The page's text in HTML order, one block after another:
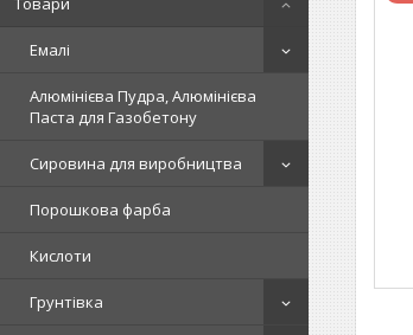
Емалі
Алюмінієва Пудра, Алюмінієва
Паста для Газобетону
Сировина для виробництва
Порошкова фарба
Кислоти
Грунтівка